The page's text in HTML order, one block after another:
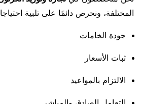
المختلفة، ونحرص دائمًا على تلبية
جودة الخامات
ثبات الأسعار
الالتزام بالمواعيد